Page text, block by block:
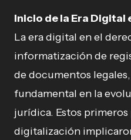
Inicio de la Era Digital
La era digital en el
informatización de
de documentos
fundamental en la
jurídica. Estos primeros
digitalización